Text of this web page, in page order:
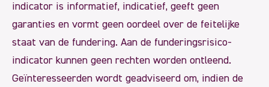
indicator is informatief, indicatief, geeft geen
garanties en vormt geen oordeel over de feitelijke
staat van de fundering. Aan de funderingsrisico-
indicator kunnen geen rechten worden ontleend.
Geïnteresseerden wordt geadviseerd om, indien de